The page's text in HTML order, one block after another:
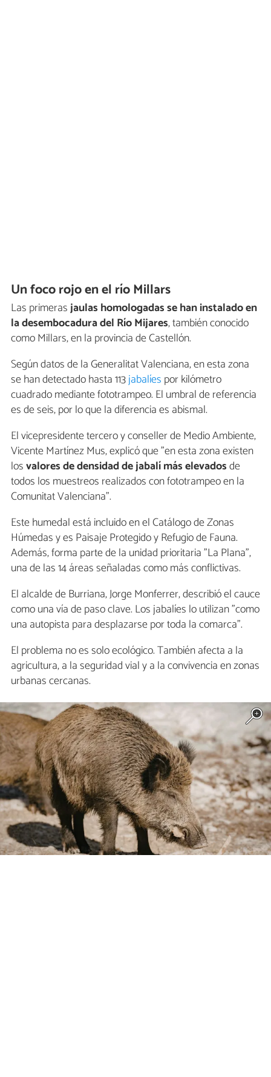
Un foco rojo en el río Millars
Las primerasjaulas homologadas se han instalado en
la desembocadura del Río Mijares, también conocido
como Millars, en la provincia de Castellón.
Según datos de la Generalitat Valenciana, en esta zona
se han detectado hasta 113jabalíes por kilómetro
cuadrado mediante fototrampeo. El umbral de referencia
es de seis, por lo que la diferencia es abismal.
El vicepresidente tercero y conseller de Medio Ambiente,
Vicente Martínez Mus, explicó que "en esta zona existen
losvalores de densidad de jabalí más elevadosde
todos los muestreos realizados con fototrampeo en la
Comunitat Valenciana".
Este humedal está incluido en el Catálogo de Zonas
Húmedas y es Paisaje Protegido y Refugio de Fauna.
Además, forma parte de la unidad prioritaria "La Plana",
una de las 14 áreas señaladas como más conflictivas.
El alcalde de Burriana, Jorge Monferrer, describió el cauce
como una vía de paso clave. Los jabalíes lo utilizan "como
una autopista para desplazarse por toda la comarca".
El problema no es solo ecológico. También afecta a la
agricultura, a la seguridad vial y a la convivencia en zonas
urbanas cercanas.